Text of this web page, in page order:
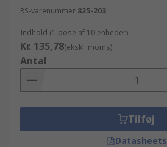
RS-varenummer 825-203
Indhold (1 pose af 10 enheder)
Kr. 135,78(ekskl. moms)
Antal
Tilføj
Datasheets